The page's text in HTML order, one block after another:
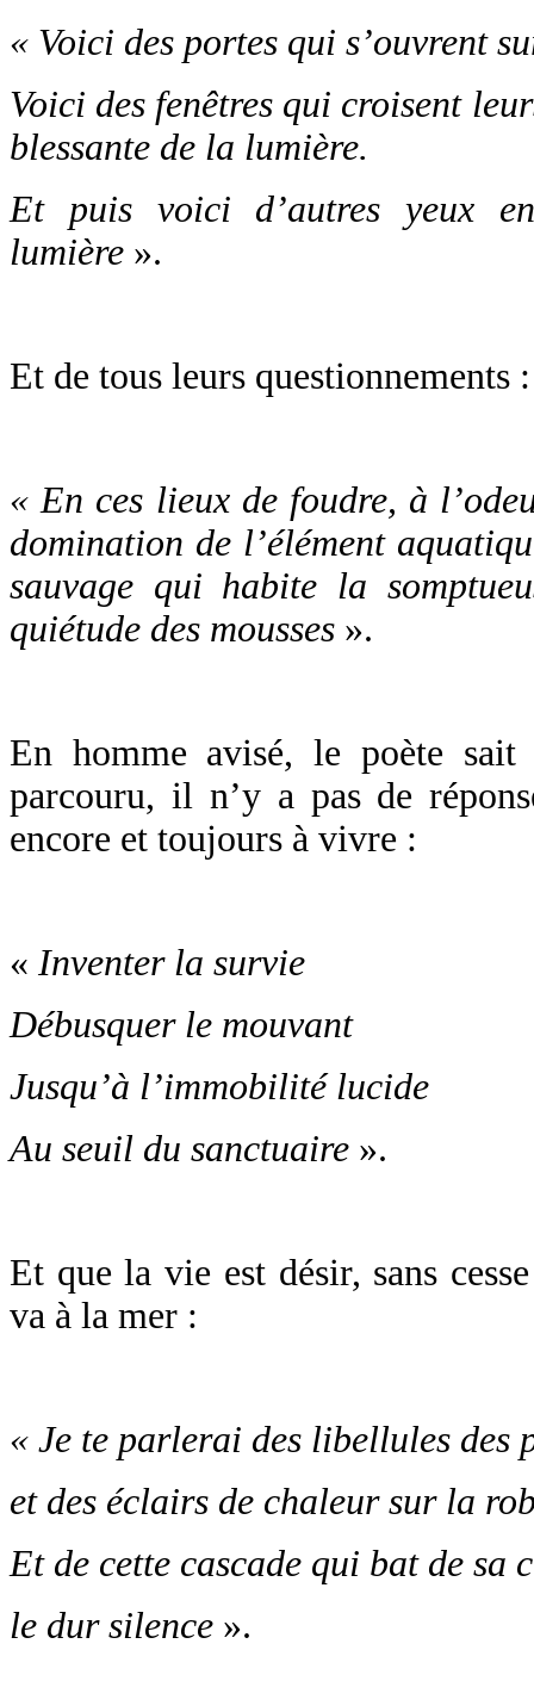
« Voici des portes qui s’ouvrent
Voici des fenêtres qui croisent
blessante de la lumière.
Et puis voici d’autres yeux
lumière ».
Et de tous leurs questionnements :
« En ces lieux de foudre, à
domination de l’élément
sauvage qui habite la
quiétude des mousses ».
En homme avisé, le poète
parcouru, il n’y a pas de
encore et toujours à vivre :
« Inventer la survie
Débusquer le mouvant
Jusqu’à l’immobilité lucide
Au seuil du sanctuaire ».
Et que la vie est désir, sans
va à la mer :
« Je te parlerai des libellules des
et des éclairs de chaleur sur la
Et de cette cascade qui bat de sa
le dur silence ».